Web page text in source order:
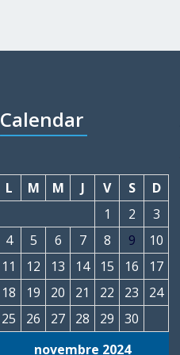
Calendar
novembre 2024
L M M J V S
D
1
2
3
4
5 6 7 8 9
10
11
12 13 14 15 16
17
18
19 20 21 22 23
24
25
26 27 28 29 30